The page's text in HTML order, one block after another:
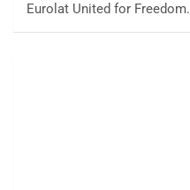
Eurolat United for Freedom.